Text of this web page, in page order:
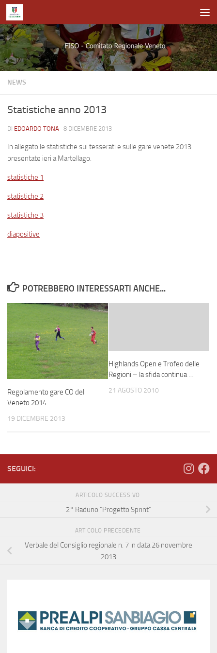
Salta al contenuto
NEWS
Statistiche anno 2013
DI EDOARDO TONA · 8 DICEMBRE 2013
In allegato le statistiche sui tesserati e sulle gare venete 2013
presentate ieri a Martellago.
statistiche 1
statistiche 2
statistiche 3
diapositive
POTREBBERO INTERESSARTI ANCHE...
Regolamento gare CO del
Veneto 2014
19 DICEMBRE 2013
Highlands Open e Trofeo delle
Regioni – la sfida continua …
21 AGOSTO 2010
SEGUICI:
ARTICOLO SUCCESSIVO
2° Raduno “Progetto Sprint”
ARTICOLO PRECEDENTE
Verbale del Consiglio regionale n. 7 in data 26 novembre
2013